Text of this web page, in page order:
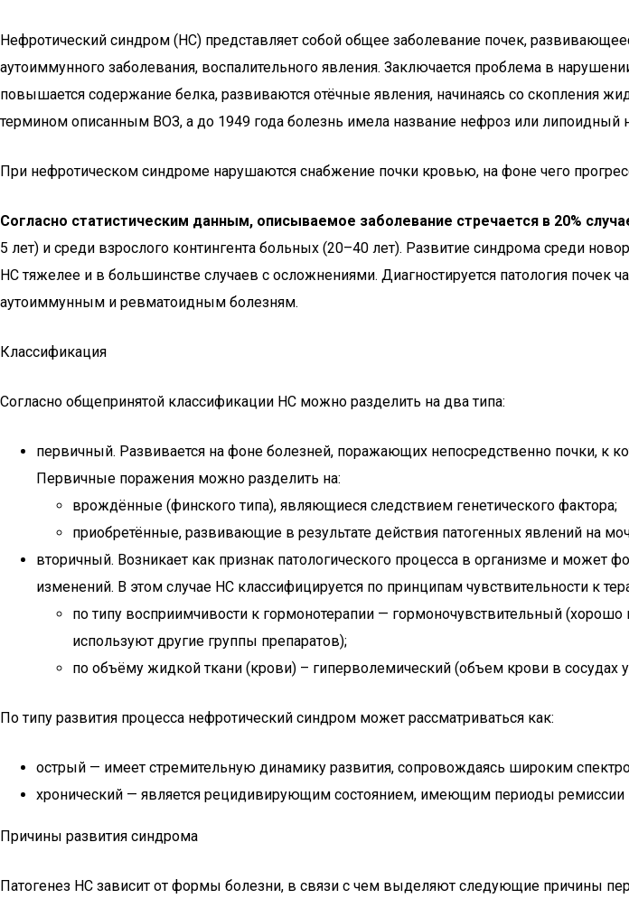
Нефротический синдром (НС) представляет собой общее заболевание почек,
аутоиммунного заболевания, воспалительного явления. Заключается проблема в
повышается содержание белка, развиваются отёчные явления, начинаясь со скопления
термином описанным ВОЗ, а до 1949 года болезнь имела название нефроз или липоидный
При нефротическом синдроме нарушаются снабжение почки кровью, на фоне чего
Согласно статистическим данным, описываемое заболевание стречается в 20%
5 лет) и среди взрослого контингента больных (20–40 лет). Развитие синдрома среди
НС тяжелее и в большинстве случаев с осложнениями. Диагностируется патология
аутоиммунным и ревматоидным болезням.
Классификация
Согласно общепринятой классификации НС можно разделить на два типа:
первичный. Развивается на фоне болезней, поражающих непосредственно почки, к
Первичные поражения можно разделить на:
врождённые (финского типа), являющиеся следствием генетического фактора;
приобретённые, развивающие в результате действия патогенных явлений на
вторичный. Возникает как признак патологического процесса в организме и
изменений. В этом случае НС классифицируется по принципам чувствительности к
по типу восприимчивости к гормонотерапии — гормоночувствительный
используют другие группы препаратов);
по объёму жидкой ткани (крови) – гиперволемический (объем крови в
По типу развития процесса нефротический синдром может рассматриваться как:
острый — имеет стремительную динамику развития, сопровождаясь широким
хронический — является рецидивирующим состоянием, имеющим периоды ремиссии
Причины развития синдрома
Патогенез НС зависит от формы болезни, в связи с чем выделяют следующие причины